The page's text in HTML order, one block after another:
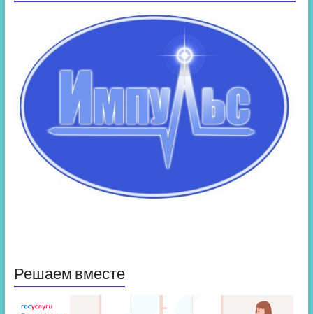
Решаем вместе